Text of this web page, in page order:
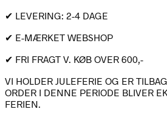
✔ LEVERING: 2-4 DAGE
✔ E-MÆRKET WEBSHOP
✔ FRI FRAGT V. KØB OVER 600,-
VI HOLDER JULEFERIE OG ER
ORDER I DENNE PERIODE BLIVER
FERIEN.